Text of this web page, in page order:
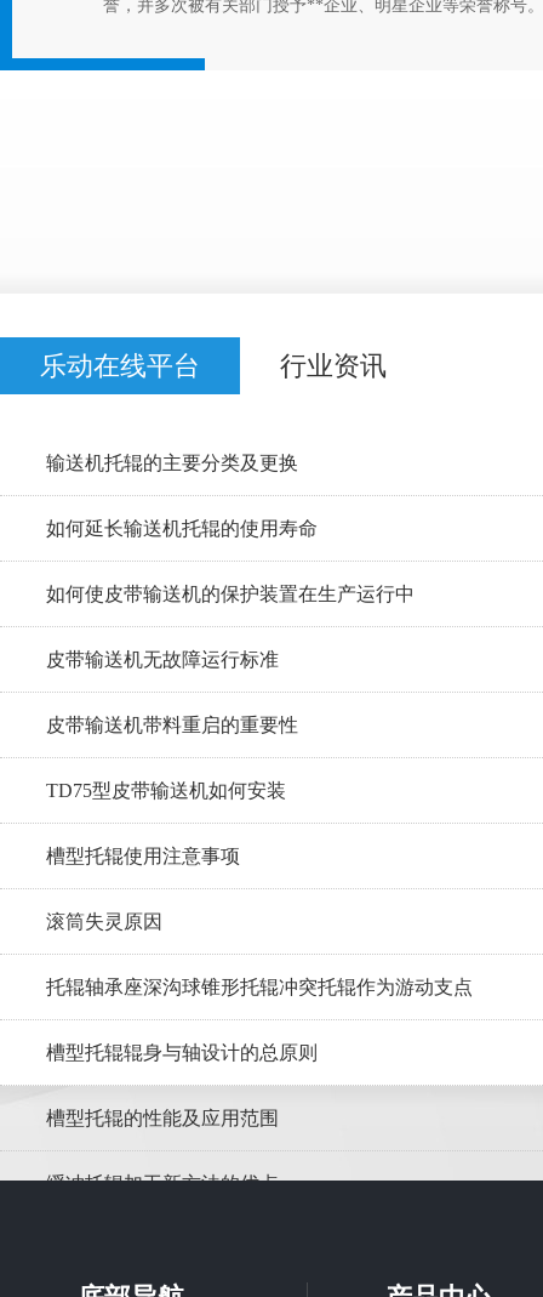
誉，并多次被有关部门授予**企业、明星企业等荣誉称号。
乐动在线平台 行业资讯
输送机托辊的主要分类及更换
如何延长输送机托辊的使用寿命
如何使皮带输送机的保护装置在生产运行中
皮带输送机无故障运行标准
皮带输送机带料重启的重要性
TD75型皮带输送机如何安装
槽型托辊使用注意事项
滚筒失灵原因
托辊轴承座深沟球锥形托辊冲突托辊作为游动支点
槽型托辊辊身与轴设计的总原则
槽型托辊的性能及应用范围
缓冲托辊加工新方法的优点